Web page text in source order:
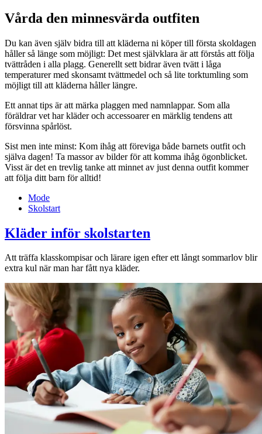
Vårda den minnesvärda outfiten
Du kan även själv bidra till att kläderna ni köper till första skoldagen
håller så länge som möjligt: Det mest självklara är att förstås att följa
tvättråden i alla plagg. Generellt sett bidrar även tvätt i låga
temperaturer med skonsamt tvättmedel och så lite torktumling som
möjligt till att kläderna håller längre.
Ett annat tips är att märka plaggen med namnlappar. Som alla
föräldrar vet har kläder och accessoarer en märklig tendens att
försvinna spårlöst.
Sist men inte minst: Kom ihåg att föreviga både barnets outfit och
själva dagen! Ta massor av bilder för att komma ihåg ögonblicket.
Visst är det en trevlig tanke att minnet av just denna outfit kommer
att följa ditt barn för alltid!
Mode
Skolstart
Kläder inför skolstarten
Att träffa klasskompisar och lärare igen efter ett långt sommarlov blir
extra kul när man har fått nya kläder.